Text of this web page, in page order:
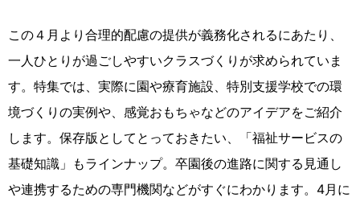
この４月より合理的配慮の提供が義務化されるにあたり、
一人ひとりが過ごしやすいクラスづくりが求められていま
す。特集では、実際に園や療育施設、特別支援学校での環
境づくりの実例や、感覚おもちゃなどのアイデアをご紹介
します。保存版としてとっておきたい、「福祉サービスの
基礎知識」もラインナップ。卒園後の進路に関する見通し
や連携するための専門機関などがすぐにわかります。4月に